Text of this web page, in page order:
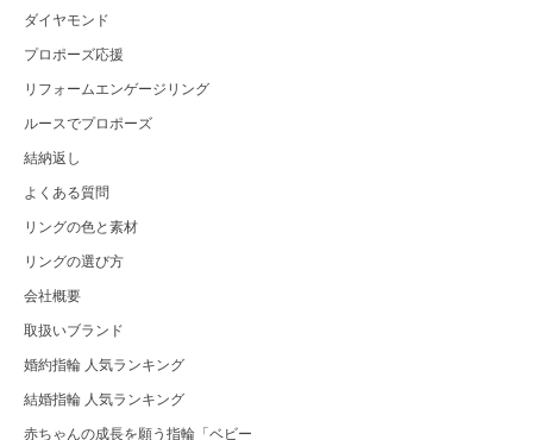
ダイヤモンド
プロポーズ応援
リフォームエンゲージリング
ルースでプロポーズ
結納返し
よくある質問
リングの色と素材
リングの選び方
会社概要
取扱いブランド
婚約指輪 人気ランキング
結婚指輪 人気ランキング
赤ちゃんの成長を願う指輪「ベビー